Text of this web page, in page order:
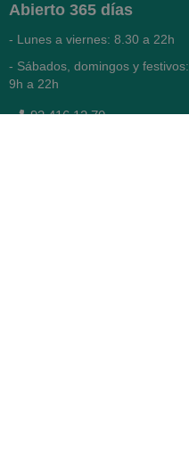
Abierto 365 días
- Lunes a viernes: 8.30 a 22h
- Sábados, domingos y festivos:
9h a 22h
93 416 12 70